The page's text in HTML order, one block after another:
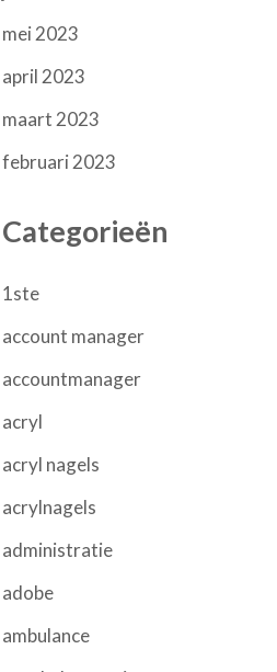
mei 2023
april 2023
maart 2023
februari 2023
Categorieën
1ste
account manager
accountmanager
acryl
acryl nagels
acrylnagels
administratie
adobe
ambulance